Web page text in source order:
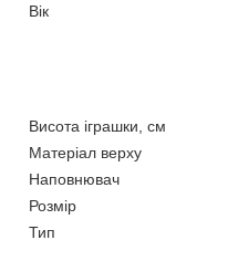
Вік
Висота іграшки, см
Матеріал верху
Наповнювач
Розмір
Тип